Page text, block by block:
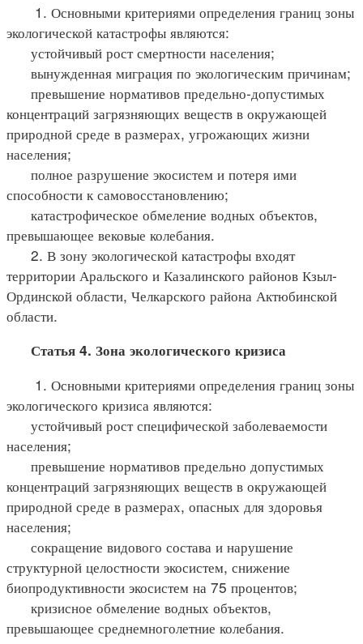
1. Основными критериями определения границ зоны
экологической катастрофы являются:
устойчивый рост смертности населения;
вынужденная миграция по экологическим причинам;
превышение нормативов предельно-допустимых
концентраций загрязняющих веществ в окружающей
природной среде в размерах, угрожающих жизни
населения;
полное разрушение экосистем и потеря ими
способности к самовосстановлению;
катастрофическое обмеление водных объектов,
превышающее вековые колебания.
2. В зону экологической катастрофы входят
территории Аральского и Казалинского районов Кзыл-
Ординской области, Челкарского района Актюбинской
области.
Статья 4. Зона экологического кризиса
1. Основными критериями определения границ зоны
экологического кризиса являются:
устойчивый рост специфической заболеваемости
населения;
превышение нормативов предельно допустимых
концентраций загрязняющих веществ в окружающей
природной среде в размерах, опасных для здоровья
населения;
сокращение видового состава и нарушение
структурной целостности экосистем, снижение
биопродуктивности экосистем на 75 процентов;
кризисное обмеление водных объектов,
превышающее среднемноголетние колебания.